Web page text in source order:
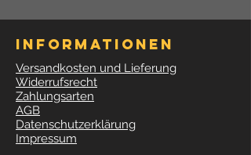
Informationen
Versandkosten und Lieferung
Widerrufsrecht
Zahlungsarten
AGB
Datenschutzerklärung
Impressum